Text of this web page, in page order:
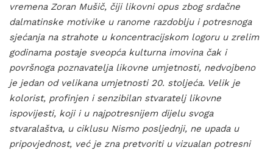
vremena Zoran Mušič, čiji likovni opus zbog srdačne
dalmatinske motivike u ranome razdoblju i potresnoga
sjećanja na strahote u koncentracijskom logoru u zrelim
godinama postaje sveopća kulturna imovina čak i
površnoga poznavatelja likovne umjetnosti, nedvojbeno
je jedan od velikana umjetnosti 20. stoljeća. Velik je
kolorist, profinjen i senzibilan stvaratelj likovne
ispovijesti, koji i u najpotresnijem dijelu svoga
stvaralaštva, u ciklusu Nismo posljednji, ne upada u
pripovjednost, već je zna pretvoriti u vizualan potresni